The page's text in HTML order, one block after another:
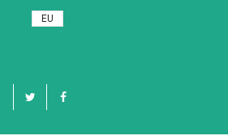
EU